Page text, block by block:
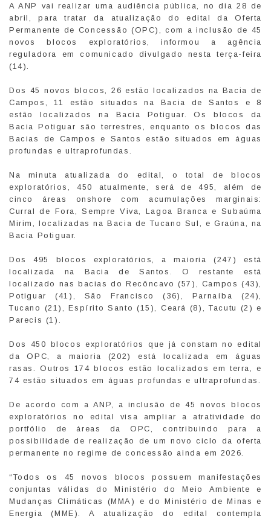
A ANP vai realizar uma audiência pública, no dia 28 de
abril, para tratar da atualização do edital da Oferta
Permanente de Concessão (OPC), com a inclusão de 45
novos blocos exploratórios, informou a agência
reguladora em comunicado divulgado nesta terça-feira
(14).
Dos 45 novos blocos, 26 estão localizados na Bacia de
Campos, 11 estão situados na Bacia de Santos e 8
estão localizados na Bacia Potiguar. Os blocos da
Bacia Potiguar são terrestres, enquanto os blocos das
Bacias de Campos e Santos estão situados em águas
profundas e ultraprofundas.
Na minuta atualizada do edital, o total de blocos
exploratórios, 450 atualmente, será de 495, além de
cinco áreas onshore com acumulações marginais:
Curral de Fora, Sempre Viva, Lagoa Branca e Subaúma
Mirim, localizadas na Bacia de Tucano Sul, e Graúna, na
Bacia Potiguar.
Dos 495 blocos exploratórios, a maioria (247) está
localizada na Bacia de Santos. O restante está
localizado nas bacias do Recôncavo (57), Campos (43),
Potiguar (41), São Francisco (36), Parnaíba (24),
Tucano (21), Espírito Santo (15), Ceará (8), Tacutu (2) e
Parecis (1).
Dos 450 blocos exploratórios que já constam no edital
da OPC, a maioria (202) está localizada em águas
rasas. Outros 174 blocos estão localizados em terra, e
74 estão situados em águas profundas e ultraprofundas.
De acordo com a ANP, a inclusão de 45 novos blocos
exploratórios no edital visa ampliar a atratividade do
portfólio de áreas da OPC, contribuindo para a
possibilidade de realização de um novo ciclo da oferta
permanente no regime de concessão ainda em 2026.
“Todos os 45 novos blocos possuem manifestações
conjuntas válidas do Ministério do Meio Ambiente e
Mudanças Climáticas (MMA) e do Ministério de Minas e
Energia (MME). A atualização do edital contempla